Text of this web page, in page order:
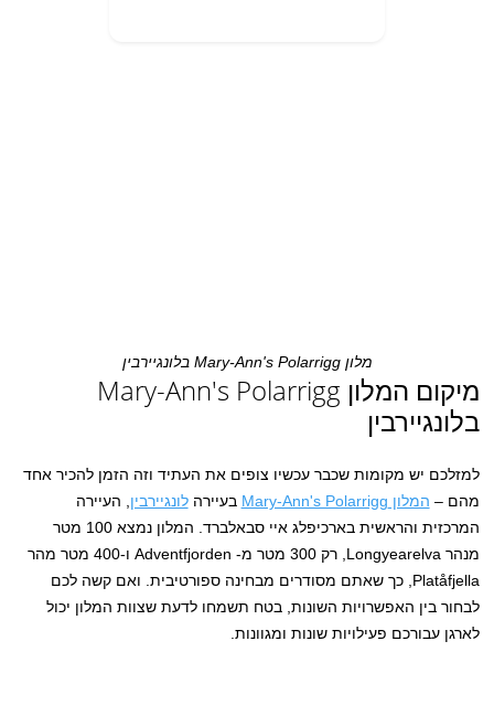
מלון Mary-Ann's Polarrigg בלונגיירבין
מיקום המלון Mary-Ann's Polarrigg
בלונגיירבין
למזלכם יש מקומות שכבר עכשיו צופים את העתיד וזה הזמן להכיר אחד
מהם – המלון Mary-Ann's Polarrigg בעיירהלונגיירבין , העיירה
המרכזית והראשית בארכיפלג איי סבאלברד. המלון נמצא 100 מטר
מנהר Longyearelva, רק 300 מטר מ- Adventfjorden ו-400 מטר מהר
Platåfjella, כך שאתם מסודרים מבחינה ספורטיבית. ואם קשה לכם
לבחור בין האפשרויות השונות, בטח תשמחו לדעת שצוות המלון יכול
לארגן עבורכם פעילויות שונות ומגוונות.